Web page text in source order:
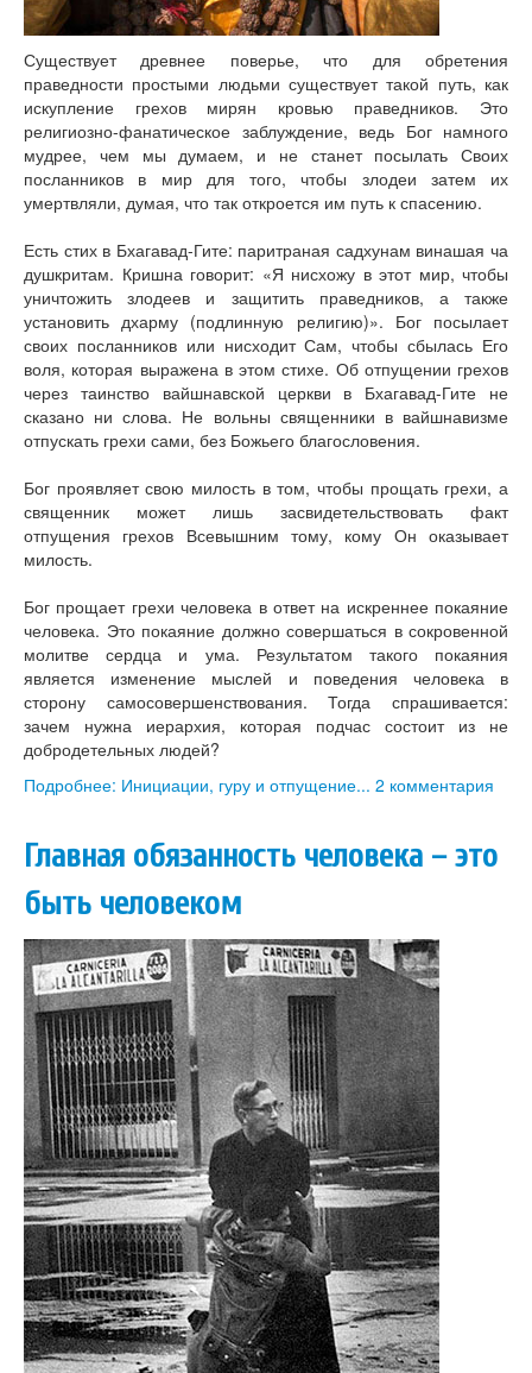
Существует древнее поверье, что для обретения
праведности простыми людьми существует такой путь, как
искупление грехов мирян кровью праведников. Это
религиозно-фанатическое заблуждение, ведь Бог намного
мудрее, чем мы думаем, и не станет посылать Своих
посланников в мир для того, чтобы злодеи затем их
умертвляли, думая, что так откроется им путь к спасению.
Есть стих в Бхагавад-Гите: паритраная садхунам винашая ча
душкритам. Кришна говорит: «Я нисхожу в этот мир, чтобы
уничтожить злодеев и защитить праведников, а также
установить дхарму (подлинную религию)». Бог посылает
своих посланников или нисходит Сам, чтобы сбылась Его
воля, которая выражена в этом стихе. Об отпущении грехов
через таинство вайшнавской церкви в Бхагавад-Гите не
сказано ни слова. Не вольны священники в вайшнавизме
отпускать грехи сами, без Божьего благословения.
Бог проявляет свою милость в том, чтобы прощать грехи, а
священник может лишь засвидетельствовать факт
отпущения грехов Всевышним тому, кому Он оказывает
милость.
Бог прощает грехи человека в ответ на искреннее покаяние
человека. Это покаяние должно совершаться в сокровенной
молитве сердца и ума. Результатом такого покаяния
является изменение мыслей и поведения человека в
сторону самосовершенствования. Тогда спрашивается:
зачем нужна иерархия, которая подчас состоит из не
добродетельных людей?
Подробнее: Инициации, гуру и отпущение... 2 комментария
Главная обязанность человека – это
быть человеком